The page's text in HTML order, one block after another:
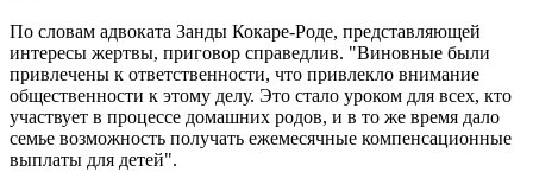
По словам адвоката Занды Кокаре-Роде, представляющей
интересы жертвы, приговор справедлив. "Виновные были
привлечены к ответственности, что привлекло внимание
общественности к этому делу. Это стало уроком для всех, кто
участвует в процессе домашних родов, и в то же время дало
семье возможность получать ежемесячные компенсационные
выплаты для детей".